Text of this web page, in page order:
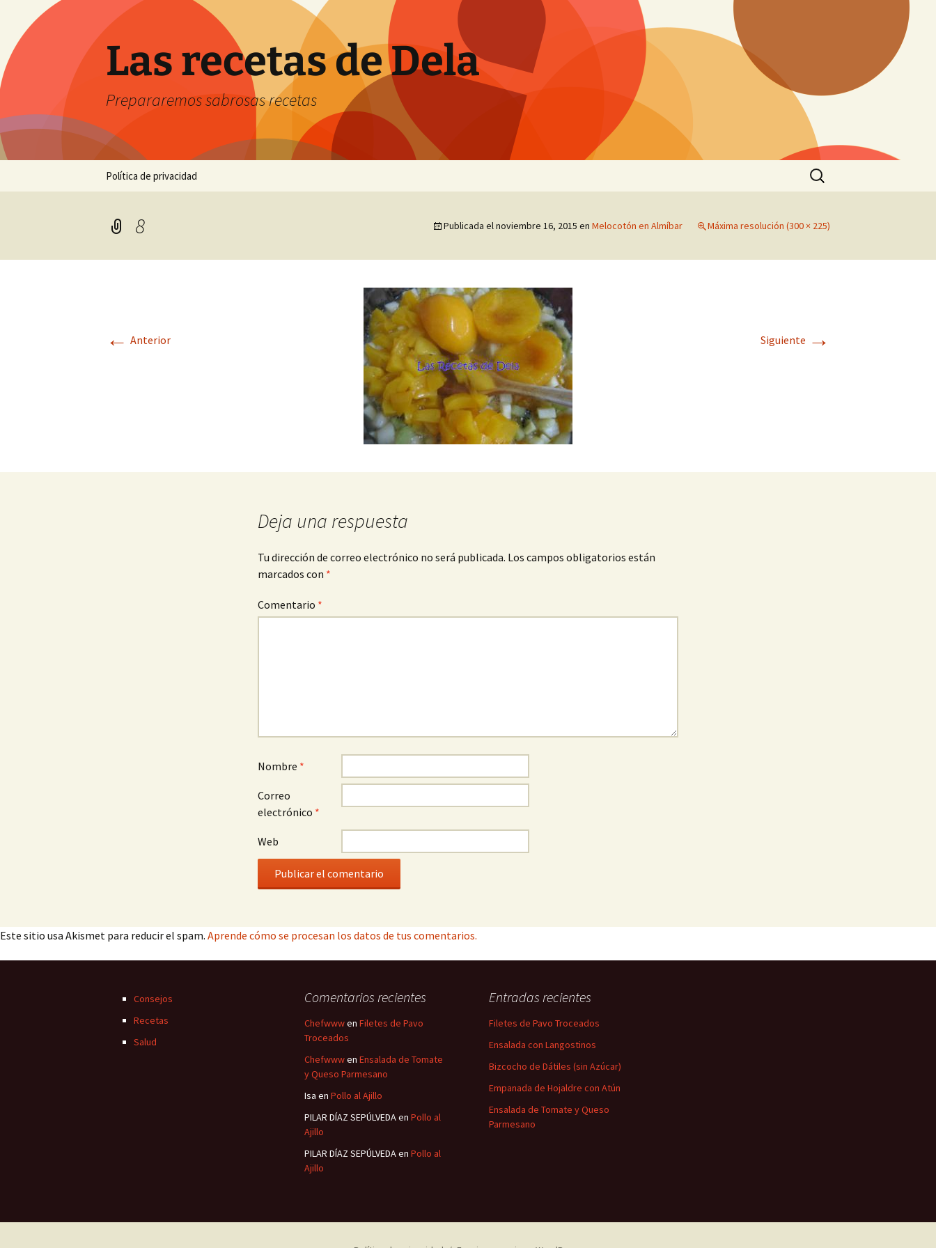
contenido
Las recetas de Dela
Prepararemos sabrosas recetas
Política de privacidad
Buscar:
8 Publicada elnoviembre 16, 2015 en Melocotón en Almíbar Máxima resolución (300 × 225)
← Anterior Siguiente →
Deja una respuesta
Tu dirección de correo electrónico no será publicada. Los campos obligatorios están
marcados con *
Comentario *
Nombre *
Correo
electrónico *
Web
Este sitio usa Akismet para reducir el spam. Aprende cómo se procesan los datos de tus comentarios.
Consejos
Recetas
Salud
Comentarios recientes
Chefwwwen Filetes de Pavo
Troceados
Chefwwwen Ensalada de Tomate
y Queso Parmesano
Isa en Pollo al Ajillo
PILAR DÍAZ SEPÚLVEDAen Pollo al
Ajillo
PILAR DÍAZ SEPÚLVEDAen Pollo al
Ajillo
Entradas recientes
Filetes de Pavo Troceados
Ensalada con Langostinos
Bizcocho de Dátiles (sin Azúcar)
Empanada de Hojaldre con Atún
Ensalada de Tomate y Queso
Parmesano